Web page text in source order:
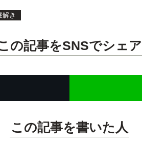
解き
の記事をSNSでシェア
この記事を書いた人